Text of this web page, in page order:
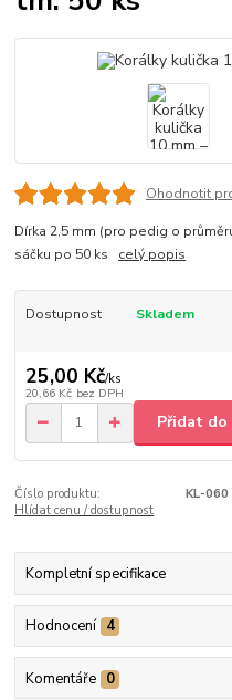
Ohodnotit
Dírka 2,5 mm (pro pedig o
sáčku po 50 ks celý popis
Dostupnost Skladem
25,00 Kč/ks
20,66 Kč bez DPH
Přidat do
Číslo produktu:
KL-060
Hlídat cenu / dostupnost
Kompletní specifikace
Hodnocení 4
Komentáře 0